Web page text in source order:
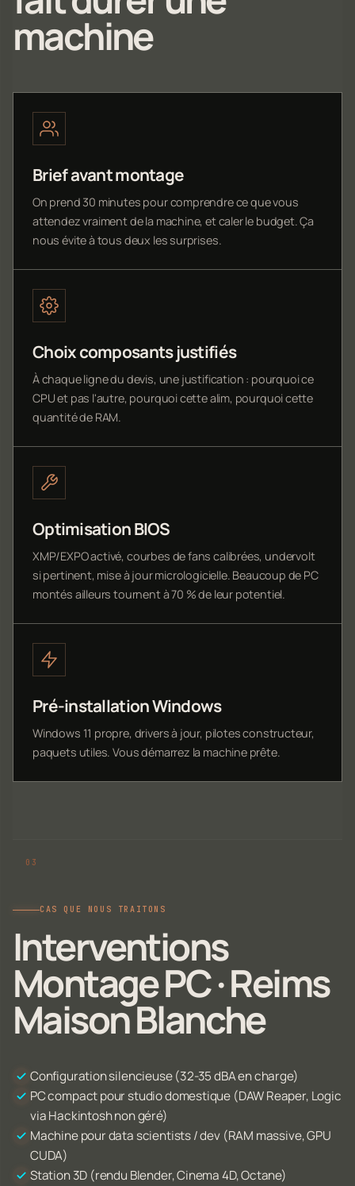
machine
Brief avant montage
On prend 30 minutes pour comprendre ce que vous
attendez vraiment de la machine, et caler le budget. Ça
nous évite à tous deux les surprises.
Choix composants justifiés
À chaque ligne du devis, une justification : pourquoi ce
CPU et pas l'autre, pourquoi cette alim, pourquoi cette
quantité de RAM.
Optimisation BIOS
XMP/EXPO activé, courbes de fans calibrées, undervolt
si pertinent, mise à jour micrologicielle. Beaucoup de PC
montés ailleurs tournent à 70 % de leur potentiel.
Pré-installation Windows
Windows 11 propre, drivers à jour, pilotes constructeur,
paquets utiles. Vous démarrez la machine prête.
CAS QUE NOUS TRAITONS
Interventions
Montage PC · Reims
Maison Blanche
Configuration silencieuse (32-35 dBA en charge)
PC compact pour studio domestique (DAW Reaper, Logic
via Hackintosh non géré)
Machine pour data scientists / dev (RAM massive, GPU
CUDA)
Station 3D (rendu Blender, Cinema 4D, Octane)